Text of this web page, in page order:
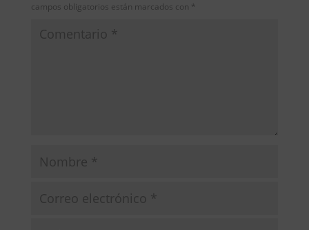
campos obligatorios están marcados con *